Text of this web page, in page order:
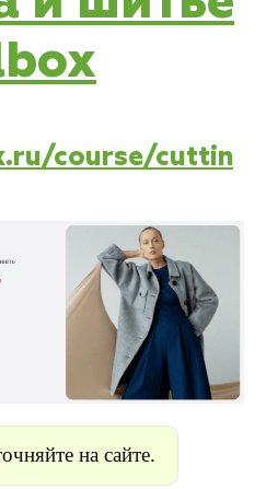
course/cuttin
на сайте.